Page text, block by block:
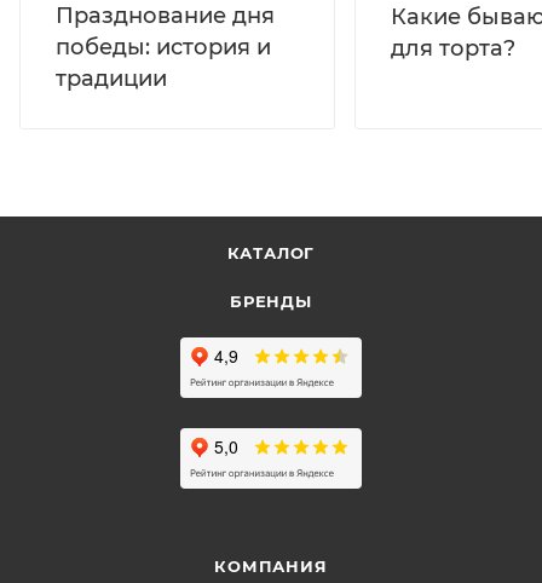
Празднование дня
победы: история и
традиции
Какие
для торта?
КАТАЛОГ
БРЕНДЫ
КОМПАНИЯ